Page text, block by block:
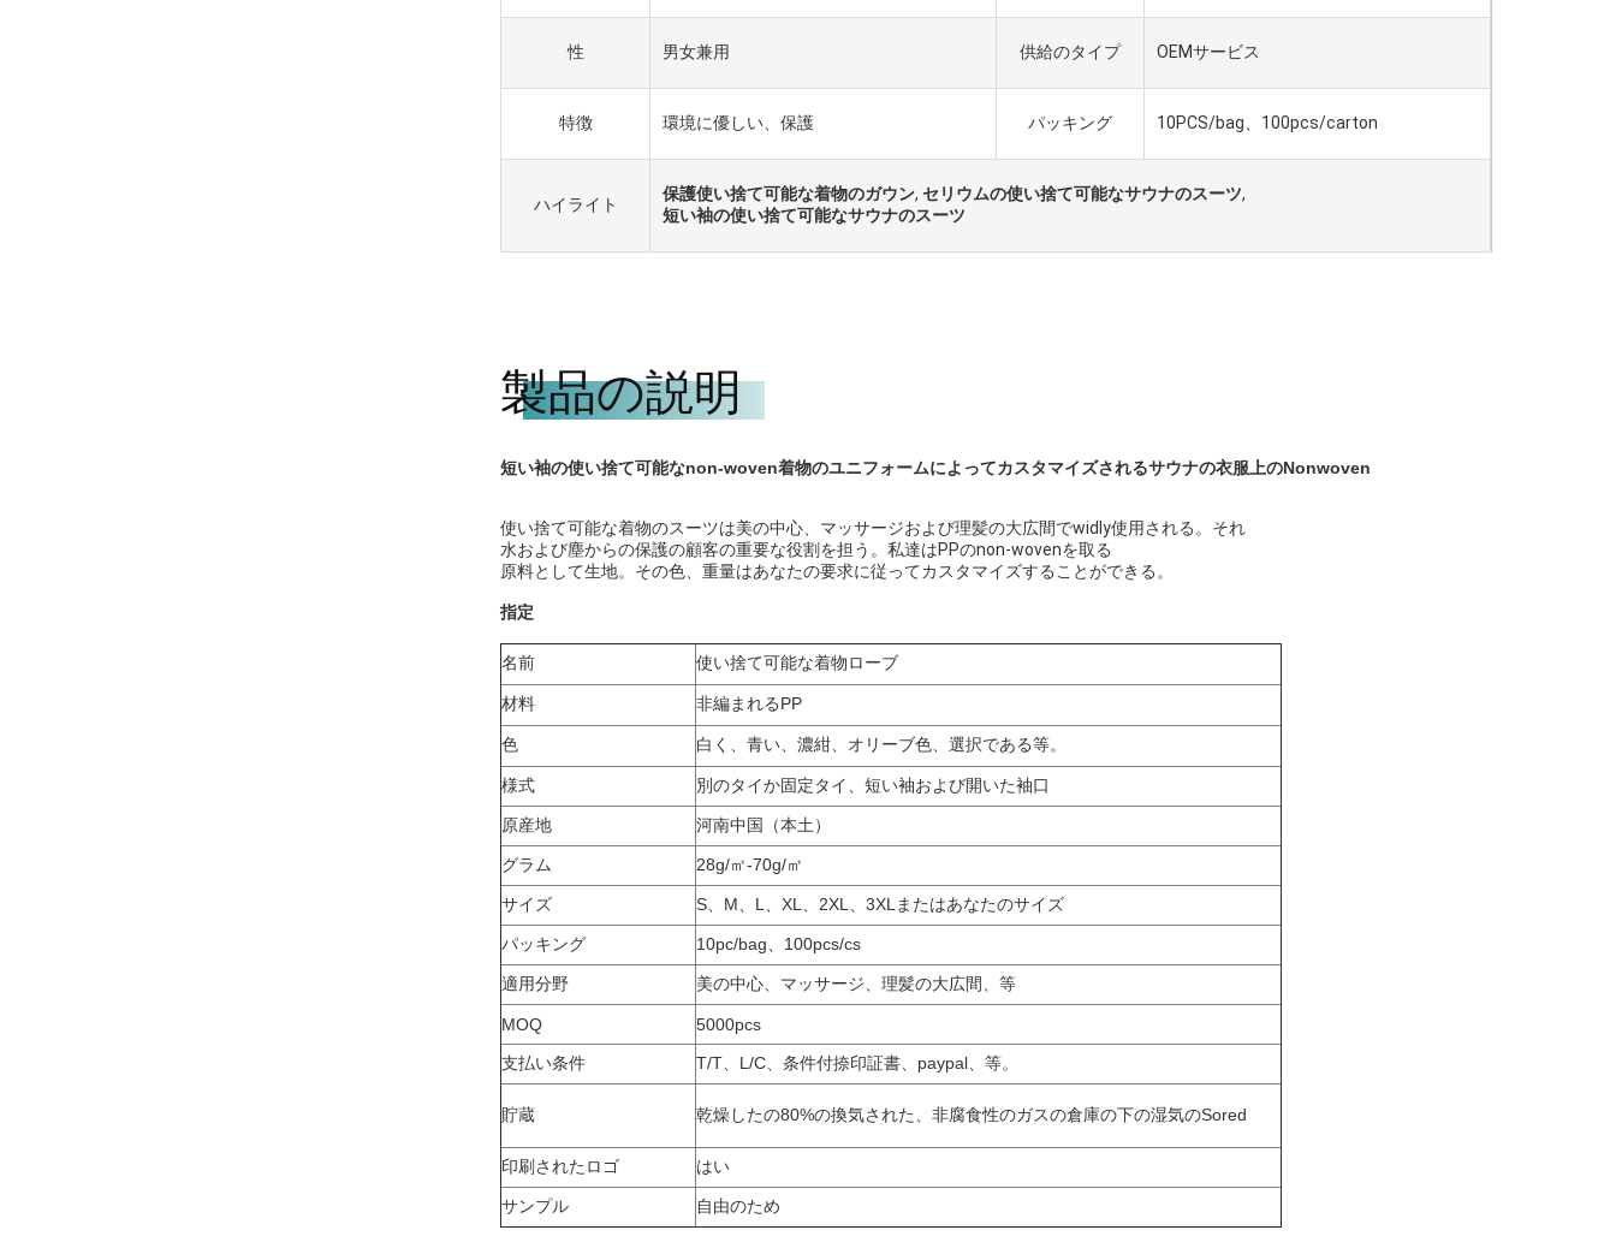
性 男女兼用 供給のタイプ OEMサービス
特徴 環境に優しい、保護 パッキング 10PCS/bag、100pcs/carton
ハイライト
保護使い捨て可能な着物のガウン, セリウムの使い捨て可能なサウナのスーツ,
短い袖の使い捨て可能なサウナのスーツ
製品の説明
短い袖の使い捨て可能なnon-woven着物のユニフォームによってカスタマイズされるサウナの衣服上のNonwoven
使い捨て可能な着物のスーツは美の中心、マッサージおよび理髪の大広間でwidly使用される。それ
水および塵からの保護の顧客の重要な役割を担う。私達はPPのnon-wovenを取る
原料として生地。その色、重量はあなたの要求に従ってカスタマイズすることができる。
指定
名前 使い捨て可能な着物ローブ
材料 非編まれるPP
色 白く、青い、濃紺、オリーブ色、選択である等。
様式 別のタイか固定タイ、短い袖および開いた袖口
原産地 河南中国（本土）
グラム 28g/㎡-70g/㎡
サイズ S、M、L、XL、2XL、3XLまたはあなたのサイズ
パッキング 10pc/bag、100pcs/cs
適用分野 美の中心、マッサージ、理髪の大広間、等
MOQ
5000pcs
支払い条件
T/T、L/C、条件付捺印証書、paypal、等。
貯蔵 乾燥したの80%の換気された、非腐食性のガスの倉庫の下の湿気のSored
印刷されたロゴ はい
サンプル 自由のため